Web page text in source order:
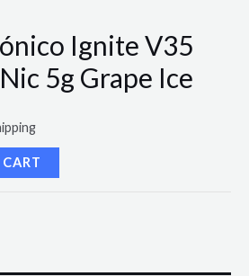
Ignite V35
5g Grape Ice